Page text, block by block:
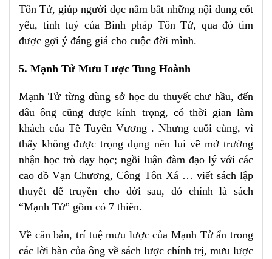
Tôn Tử, giúp người đọc nắm bắt những nội dung cốt
yếu, tinh tuý của Binh pháp Tôn Tử, qua đó tìm
được gợi ý đáng giá cho cuộc đời mình.
5. Mạnh Tử Mưu Lược Tung Hoành
Mạnh Tử từng dùng sở học du thuyết chư hầu, đến
đâu ông cũng được kính trọng, có thời gian làm
khách của Tề Tuyên Vương . Nhưng cuối cùng, vì
thấy không được trọng dụng nên lui về mở trường
nhận học trò dạy học; ngồi luận đàm đạo lý với các
cao đồ Vạn Chương, Công Tôn Xá … viết sách lập
thuyết để truyền cho đời sau, đó chính là sách
“Mạnh Tử” gồm có 7 thiên.
Về căn bản, trí tuệ mưu lược của Mạnh Tử ẩn trong
các lời bàn của ông về sách lược chính trị, mưu lược